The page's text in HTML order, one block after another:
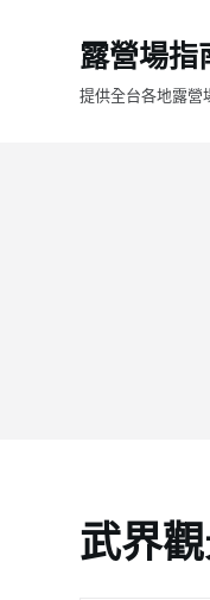
露營場指
提供全台各地露營
武界